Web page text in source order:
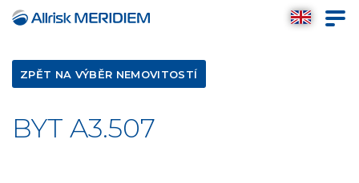
BYT A3.507
ZPĚT NA VÝBĚR NEMOVITOSTÍ